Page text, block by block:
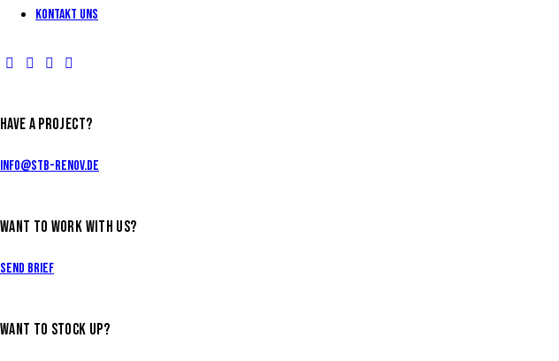
Kontakt uns
HAVE A PROJECT?
info@stb-renov.de
WANT TO WORK WITH US?
Send Brief
WANT TO STOCK UP?